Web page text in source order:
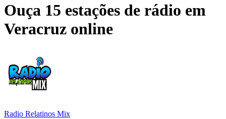
Ouça 15 estações de rádio em
Veracruz online
Radio Relatinos Mix